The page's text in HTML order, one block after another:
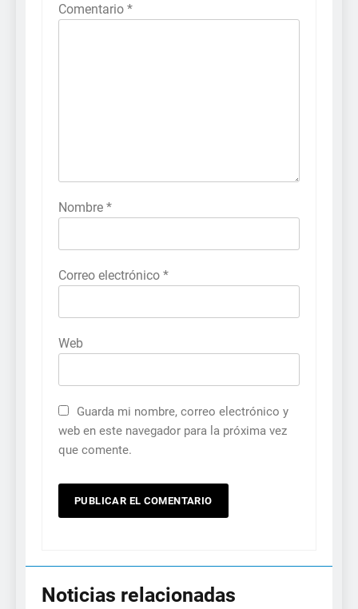
Comentario *
Nombre *
Correo electrónico *
Web
Guarda mi nombre, correo electrónico y
web en este navegador para la próxima vez
que comente.
Noticias relacionadas